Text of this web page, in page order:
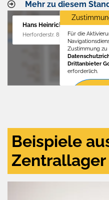
Mehr zu diesem
Hans Heinrichs GmbH
Herforderstr. 81, 32657 Lemgo
Für die
Zustimmung zu
Drittanbieter
erforderlich.
Beispiele
Zentrallager